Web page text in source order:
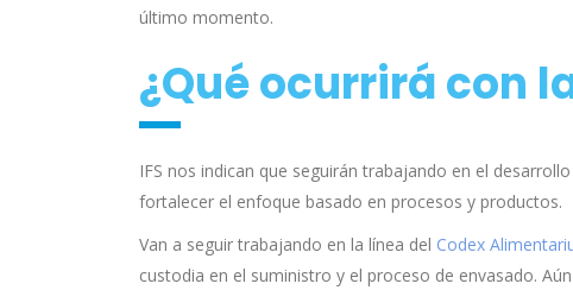
último momento.
¿Qué ocurrirá con
IFS nos indican que seguirán trabajando en el
fortalecer el enfoque basado en procesos y productos.
Van a seguir trabajando en la línea del Codex
custodia en el suministro y el proceso de envasado.